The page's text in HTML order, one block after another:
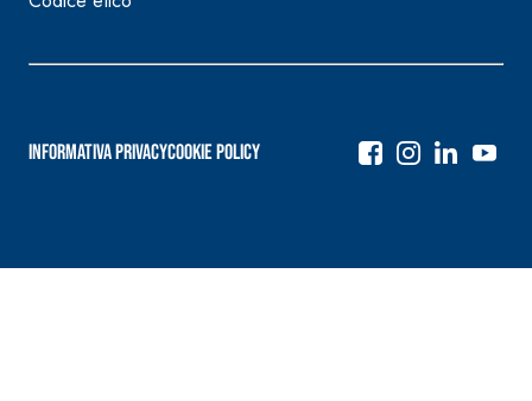
Informativa PrivacyCookie Policy